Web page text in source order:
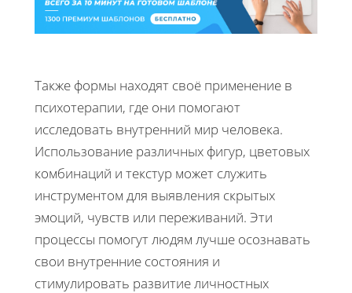
Также формы находят своё применение в
психотерапии, где они помогают
исследовать внутренний мир человека.
Использование различных фигур, цветовых
комбинаций и текстур может служить
инструментом для выявления скрытых
эмоций, чувств или переживаний. Эти
процессы помогут людям лучше осознавать
свои внутренние состояния и
стимулировать развитие личностных